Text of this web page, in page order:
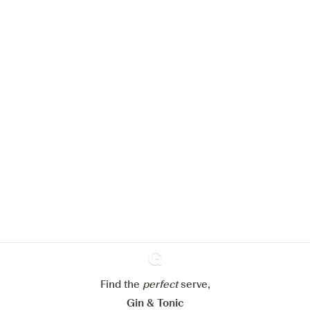
Ginventory
Find the perfectserve,
Gin & Tonic